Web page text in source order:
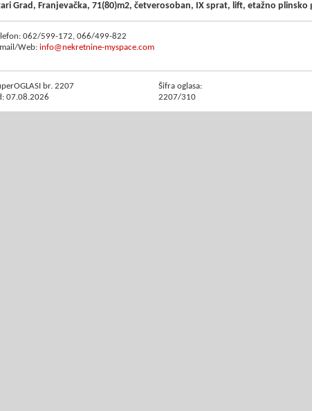
Grad, Franjevačka, 71(80)m2, četverosoban, IX sprat, lift, etažno
062/599-172, 066/499-822
Web: info@nekretnine-myspace.com
br. 2207
07.08.2026
Šifra oglasa:
2207/310